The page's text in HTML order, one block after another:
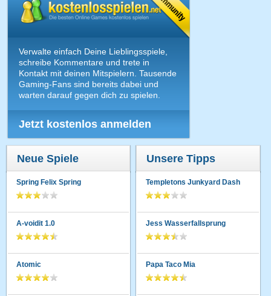
Verwalte einfach Deine Lieblingsspiele,
schreibe Kommentare und trete in
Kontakt mit deinen Mitspielern. Tausende
Gaming-Fans sind bereits dabei und
warten darauf gegen dich zu spielen.
Jetzt kostenlos anmelden
Neue Spiele
Spring Felix Spring
A-voidit 1.0
Atomic
Unsere Tipps
Templetons Junkyard Dash
Jess Wasserfallsprung
Papa Taco Mia